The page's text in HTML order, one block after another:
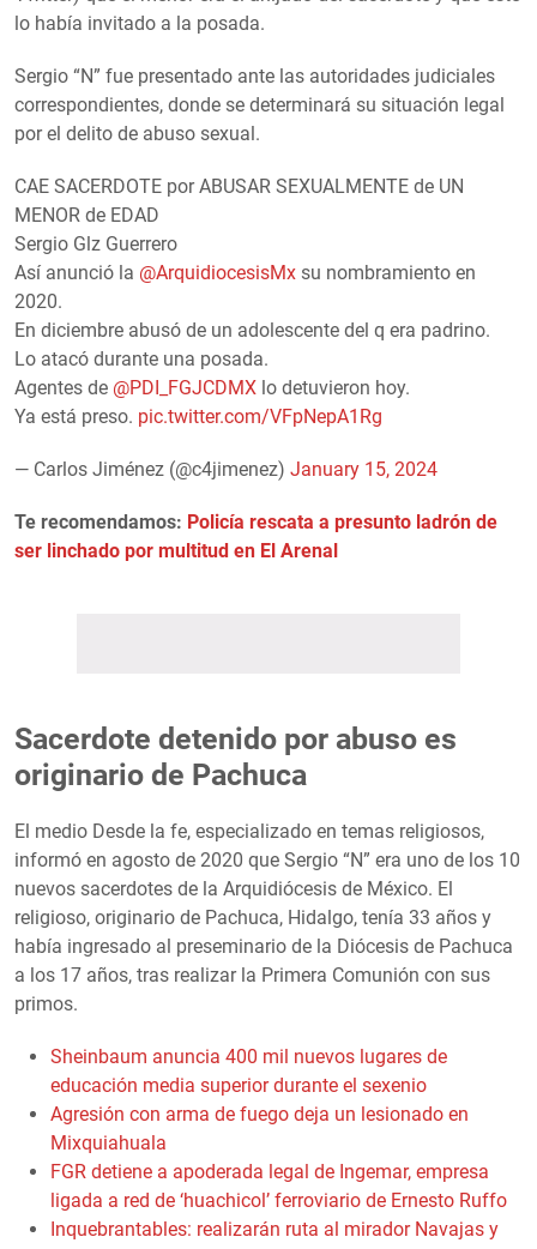
lo había invitado a la posada.
Sergio “N” fue presentado ante las autoridades judiciales
correspondientes, donde se determinará su situación legal
por el delito de abuso sexual.
CAE SACERDOTE por ABUSAR SEXUALMENTE de UN
MENOR de EDAD
Sergio Glz Guerrero
Así anunció la @ArquidiocesisMx su nombramiento en
2020.
En diciembre abusó de un adolescente del q era padrino.
Lo atacó durante una posada.
Agentes de @PDI_FGJCDMX lo detuvieron hoy.
Ya está preso. pic.twitter.com/VFpNepA1Rg
— Carlos Jiménez (@c4jimenez) January 15, 2024
Te recomendamos: Policía rescata a presunto ladrón de
ser linchado por multitud en El Arenal
Sacerdote detenido por abuso es
originario de Pachuca
El medio Desde la fe, especializado en temas religiosos,
informó en agosto de 2020 que Sergio “N” era uno de los 10
nuevos sacerdotes de la Arquidiócesis de México. El
religioso, originario de Pachuca, Hidalgo, tenía 33 años y
había ingresado al preseminario de la Diócesis de Pachuca
a los 17 años, tras realizar la Primera Comunión con sus
primos.
Sheinbaum anuncia 400 mil nuevos lugares de
educación media superior durante el sexenio
Agresión con arma de fuego deja un lesionado en
Mixquiahuala
FGR detiene a apoderada legal de Ingemar, empresa
ligada a red de ‘huachicol’ ferroviario de Ernesto Ruffo
Inquebrantables: realizarán ruta al mirador Navajas y